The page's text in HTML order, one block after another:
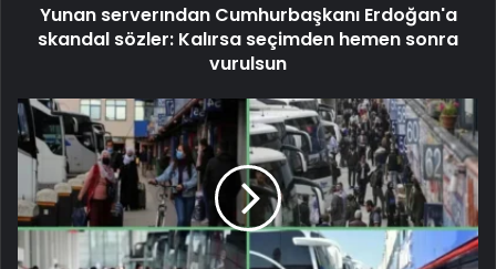
Yunan serverından Cumhurbaşkanı Erdoğan'a
skandal sözler: Kalırsa seçimden hemen sonra
vurulsun